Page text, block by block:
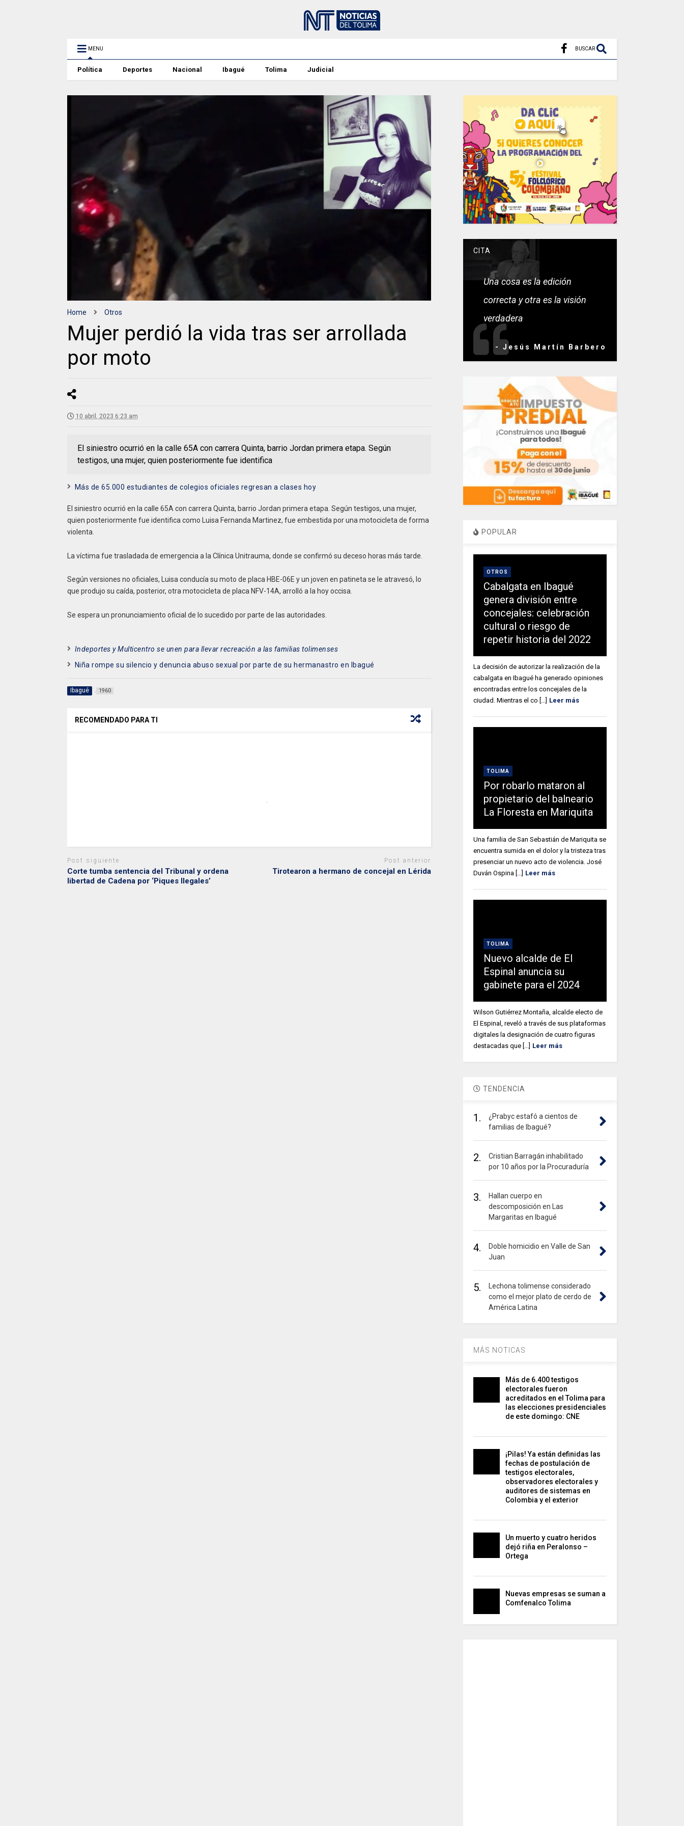
MENU BUSCAR
Política Deportes Nacional Ibagué Tolima Judicial
Home Otros
Mujer perdió la vida tras ser arrollada
por moto
10 abril, 2023 6:23 am
El siniestro ocurrió en la calle 65A con carrera Quinta, barrio Jordan primera etapa. Según
testigos, una mujer, quien posteriormente fue identifica
Más de 65.000 estudiantes de colegios oficiales regresan a clases hoy
El siniestro ocurrió en la calle 65A con carrera Quinta, barrio Jordan primera etapa. Según testigos, una mujer,
quien posteriormente fue identifica como Luisa Fernanda Martinez, fue embestida por una motocicleta de forma
violenta.
La víctima fue trasladada de emergencia a la Clínica Unitrauma, donde se confirmó su deceso horas más tarde.
Según versiones no oficiales, Luisa conducía su moto de placa HBE-06E y un joven en patineta se le atravesó, lo
que produjo su caída, posterior, otra motocicleta de placa NFV-14A, arrolló a la hoy occisa.
Se espera un pronunciamiento oficial de lo sucedido por parte de las autoridades.
Indeportes y Multicentro se unen para llevar recreación a las familias tolimenses
Niña rompe su silencio y denuncia abuso sexual por parte de su hermanastro en Ibagué
Ibagué 1960
RECOMENDADO PARA TI
Post siguiente
Corte tumba sentencia del Tribunal y ordena
libertad de Cadena por ‘Piques Ilegales’
Post anterior
Tirotearon a hermano de concejal en Lérida
CITA
Una cosa es la edición
correcta y otra es la visión
verdadera
- Jesús Martín Barbero
POPULAR
OTROS
Cabalgata en Ibagué
genera división entre
concejales: celebración
cultural o riesgo de
repetir historia del 2022
La decisión de autorizar la realización de la
cabalgata en Ibagué ha generado opiniones
encontradas entre los concejales de la
ciudad. Mientras el co [...] Leer más
TOLIMA
Por robarlo mataron al
propietario del balneario
La Floresta en Mariquita
Una familia de San Sebastián de Mariquita se
encuentra sumida en el dolor y la tristeza tras
presenciar un nuevo acto de violencia. José
Duván Ospina [...] Leer más
TOLIMA
Nuevo alcalde de El
Espinal anuncia su
gabinete para el 2024
Wilson Gutiérrez Montaña, alcalde electo de
El Espinal, reveló a través de sus plataformas
digitales la designación de cuatro figuras
destacadas que [...] Leer más
TENDENCIA
1.
¿Prabyc estafó a cientos de
familias de Ibagué?
2.
Cristian Barragán inhabilitado
por 10 años por la Procuraduría
3.
Hallan cuerpo en
descomposición en Las
Margaritas en Ibagué
4.
Doble homicidio en Valle de San
Juan
5.
Lechona tolimense considerado
como el mejor plato de cerdo de
América Latina
MÁS NOTICAS
Más de 6.400 testigos
electorales fueron
acreditados en el Tolima para
las elecciones presidenciales
de este domingo: CNE
¡Pilas! Ya están definidas las
fechas de postulación de
testigos electorales,
observadores electorales y
auditores de sistemas en
Colombia y el exterior
Un muerto y cuatro heridos
dejó riña en Peralonso –
Ortega
Nuevas empresas se suman a
Comfenalco Tolima